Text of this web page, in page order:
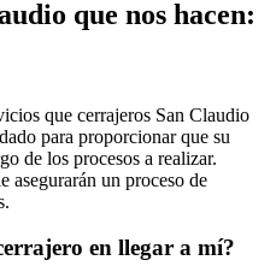
que nos hacen:
que cerrajeros San Claudio
para proporcionar que su
de los procesos a realizar.
asegurarán un proceso de
en llegar a mí?